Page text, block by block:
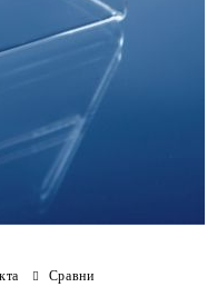
Сравни